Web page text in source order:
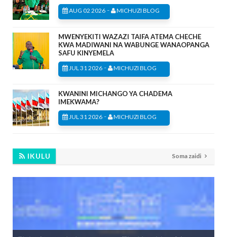
AUG 02 2026 - MICHUZI BLOG
MWENYEKITI WAZAZI TAIFA ATEMA CHECHE
KWA MADIWANI NA WABUNGE WANAOPANGA
SAFU KINYEMELA
JUL 31 2026 - MICHUZI BLOG
KWANINI MICHANGO YA CHADEMA
IMEKWAMA?
JUL 31 2026 - MICHUZI BLOG
IKULU Soma zaidi